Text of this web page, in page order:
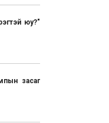
юу?"
засаг